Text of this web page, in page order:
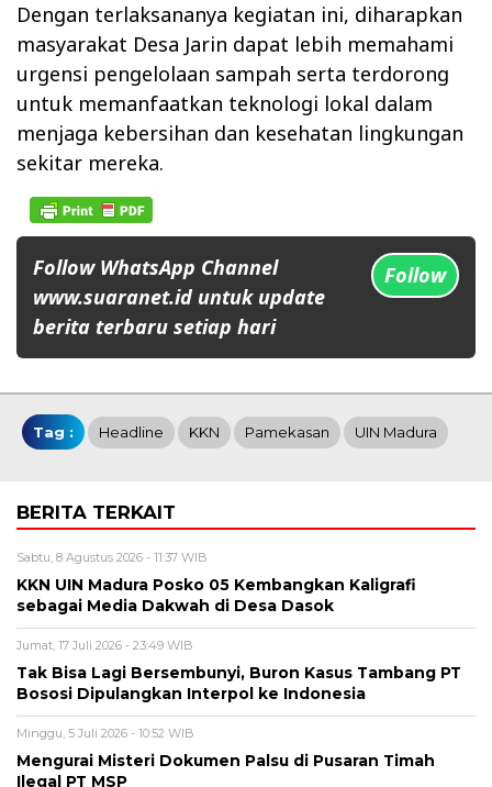
Dengan terlaksananya kegiatan ini, diharapkan
masyarakat Desa Jarin dapat lebih memahami
urgensi pengelolaan sampah serta terdorong
untuk memanfaatkan teknologi lokal dalam
menjaga kebersihan dan kesehatan lingkungan
sekitar mereka.
Follow WhatsApp Channel
www.suaranet.id untuk update
berita terbaru setiap hari
Follow
Tag : Headline KKN Pamekasan UIN Madura
BERITA TERKAIT
Sabtu, 8 Agustus 2026 - 11:37 WIB
KKN UIN Madura Posko 05 Kembangkan Kaligrafi
sebagai Media Dakwah di Desa Dasok
Jumat, 17 Juli 2026 - 23:49 WIB
Tak Bisa Lagi Bersembunyi, Buron Kasus Tambang PT
Bososi Dipulangkan Interpol ke Indonesia
Minggu, 5 Juli 2026 - 10:52 WIB
Mengurai Misteri Dokumen Palsu di Pusaran Timah
Ilegal PT MSP